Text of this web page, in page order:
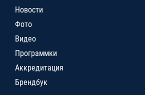
Новости
Фото
Видео
Программки
Аккредитация
Брендбук